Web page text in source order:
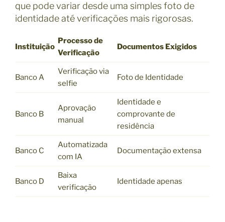
que pode variar desde uma simples foto de
identidade até verificações mais rigorosas.
Instituição
Processo de
Verificação
Documentos Exigidos
Banco A
Verificação via
selfie
Foto de Identidade
Banco B
Aprovação
manual
Identidade e
comprovante de
residência
Banco C
Automatizada
com IA
Documentação extensa
Banco D
Baixa
verificação
Identidade apenas